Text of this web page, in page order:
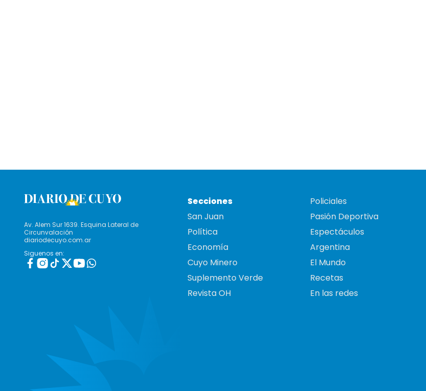
Av. Alem Sur 1639. Esquina Lateral de
Circunvalación
diariodecuyo.com.ar
Siguenos en:
Secciones
San Juan
Política
Economía
Cuyo Minero
Suplemento Verde
Revista OH
Policiales
Pasión Deportiva
Espectáculos
Argentina
El Mundo
Recetas
En las redes